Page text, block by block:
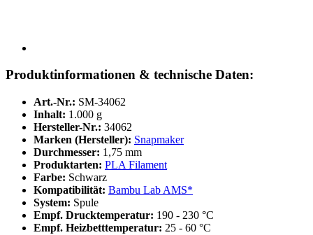
Produktinformationen & technische Daten:
Art.-Nr.: SM-34062
Inhalt: 1.000 g
Hersteller-Nr.: 34062
Marken (Hersteller): Snapmaker
Durchmesser: 1,75 mm
Produktarten: PLA Filament
Farbe: Schwarz
Kompatibilität: Bambu Lab AMS*
System: Spule
Empf. Drucktemperatur: 190 - 230 °C
Empf. Heizbetttemperatur: 25 - 60 °C